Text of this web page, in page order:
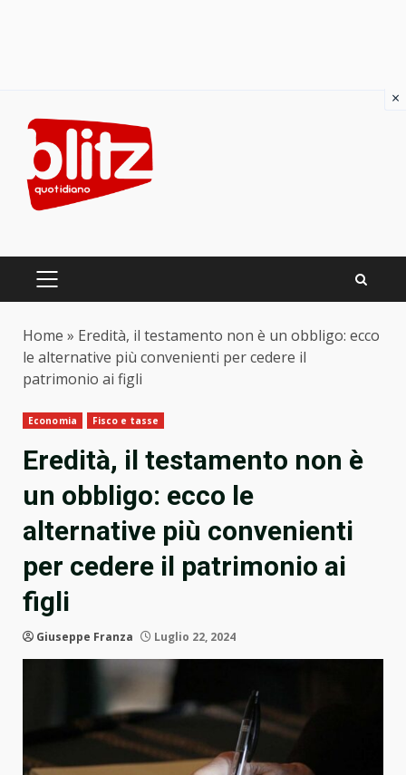
content
PRIMARY
Home » Eredità, il testamento non è un obbligo: ecco
le alternative più convenienti per cedere il
patrimonio ai figli
Economia Fisco e tasse
Eredità, il testamento non è
un obbligo: ecco le
alternative più convenienti
per cedere il patrimonio ai
figli
Giuseppe Franza Luglio 22, 2024
×